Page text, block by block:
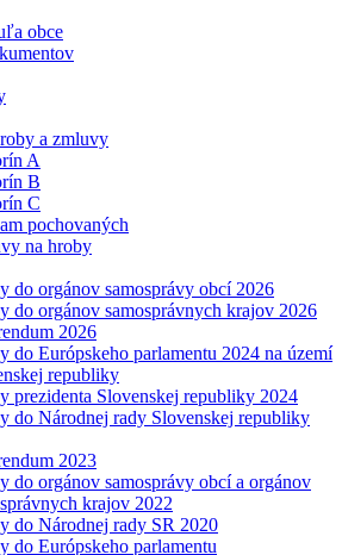
obce
a zmluvy
A
B
C
pochovaných
na hroby
do orgánov samosprávy obcí 2026
do orgánov samosprávnych krajov 2026
2026
do Európskeho parlamentu 2024 na území
republiky
prezidenta Slovenskej republiky 2024
do Národnej rady Slovenskej republiky
2023
do orgánov samosprávy obcí a orgánov
krajov 2022
do Národnej rady SR 2020
do Európskeho parlamentu